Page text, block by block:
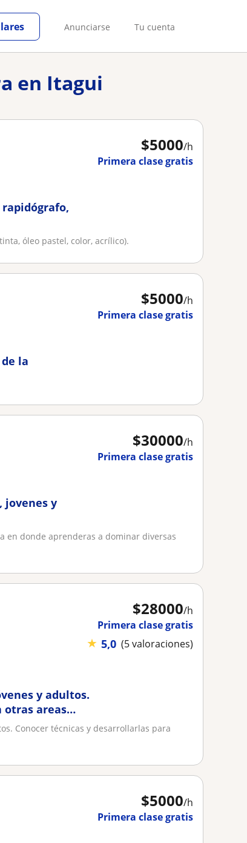
Anunciarse Tu cuenta
en Itagui
$5000/h
Primera clase gratis
óleo pastel, color, acrílico).
$5000/h
Primera clase gratis
la
$30000/h
Primera clase gratis
jovenes y
en donde aprenderas a dominar diversas
$28000/h
Primera clase gratis
★ 5,0 (5 valoraciones)
y adultos.
otras areas
Conocer técnicas y desarrollarlas para
$5000/h
Primera clase gratis